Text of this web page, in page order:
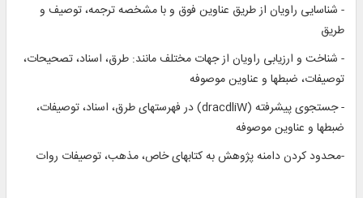
- شناسايى راويان از طريق عناوين فوق و با مشخصه ترجمه، توصيف و
طريق‏
- شناخت و ارزيابى راويان از جهات مختلف مانند: طرق، اسناد، تصحيحات،
توصيفات، ضبطها و عناوين موصوفه‏
- جستجوى پيشرفته (dracdliW) در فهرست‏هاى طرق، اسناد، توصيفات،
ضبطها و عناوين موصوفه‏
-محدود كردن دامنه پژوهش به كتاب‏هاى خاص، مذهب، توصيفات روات‏